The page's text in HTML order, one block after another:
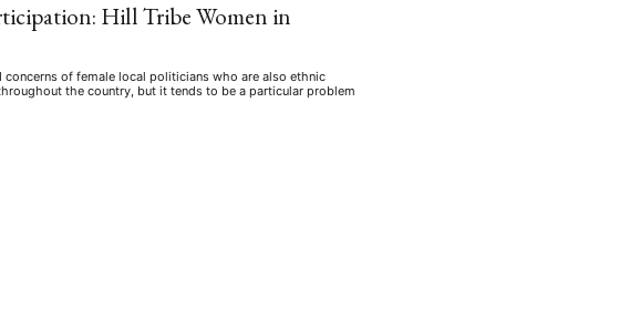
Hill Tribe Women in
of female local politicians who are also ethnic
the country, but it tends to be a particular problem